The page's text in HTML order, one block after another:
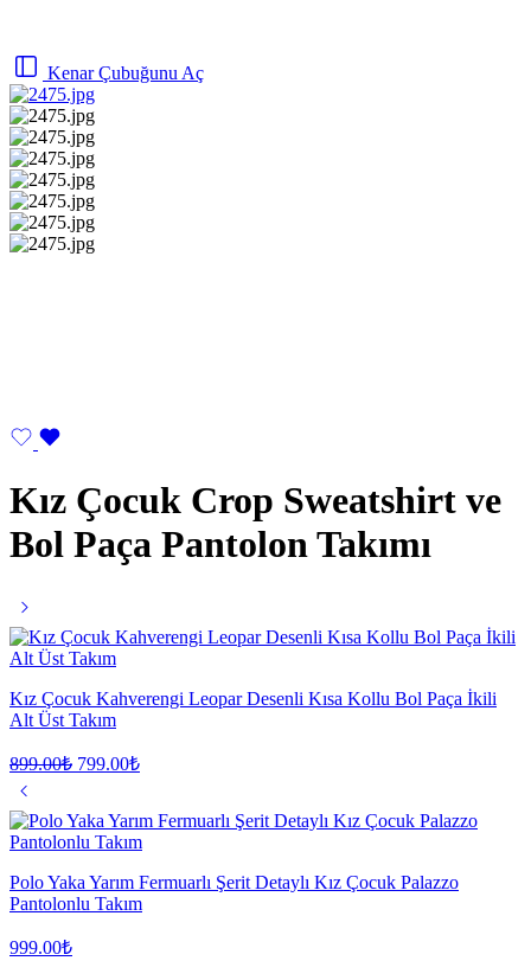
Kenar Çubuğunu Aç
Kız Çocuk Crop Sweatshirt ve
Bol Paça Pantolon Takımı
Kız Çocuk Kahverengi Leopar Desenli Kısa Kollu Bol Paça İkili
Alt Üst Takım
899.00₺ 799.00₺
Polo Yaka Yarım Fermuarlı Şerit Detaylı Kız Çocuk Palazzo
Pantolonlu Takım
999.00₺